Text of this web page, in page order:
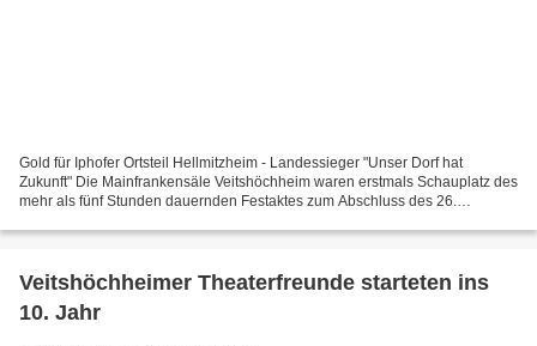
Gold für Iphofer Ortsteil Hellmitzheim - Landessieger "Unser Dorf hat
Zukunft" Die Mainfrankensäle Veitshöchheim waren erstmals Schauplatz des
mehr als fünf Stunden dauernden Festaktes zum Abschluss des 26.
Veitshöchheimer Theaterfreunde starteten ins
10. Jahr